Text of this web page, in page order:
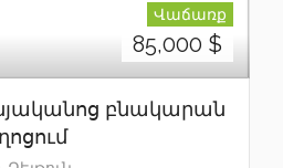
Վաճառք
85,000 $
բնակարան